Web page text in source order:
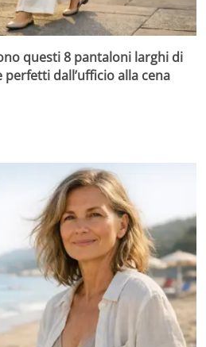
questi 8 pantaloni larghi di
dall’ufficio alla cena